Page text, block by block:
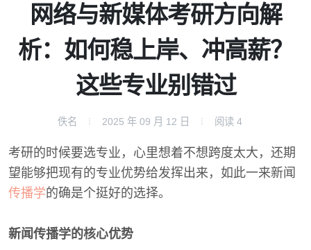
网络与新媒体考研方向解
析：如何稳上岸、冲高薪？
这些专业别错过
佚名 2025 年 09 月 12 日 阅读 4
考研的时候要选专业，心里想着不想跨度太大，还期
望能够把现有的专业优势给发挥出来，如此一来新闻
传播学的确是个挺好的选择。
新闻传播学的核心优势